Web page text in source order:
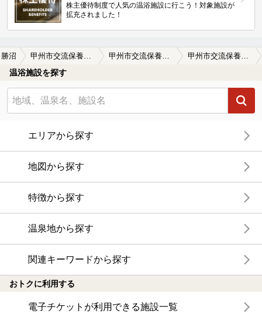
株主優待制度で人気の温浴施設に行こう！対象施設が
拡充されました！
勝沼 甲州市交流保養センター 大菩薩の湯の口コミ お風呂は清潔で、お湯がいいですね。人も…
温浴施設を探す
エリアから探す
地図から探す
特徴から探す
温泉地から探す
関連キーワードから探す
おトクに利用する
電子チケットが利用できる施設一覧